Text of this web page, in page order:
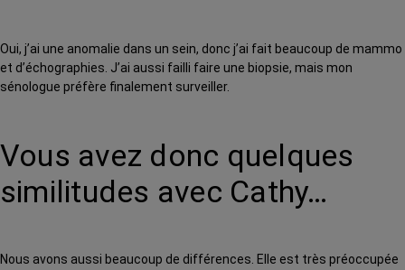
Oui, j’ai une anomalie dans un sein, donc j’ai fait beaucoup de mammo
et d’échographies. J’ai aussi failli faire une biopsie, mais mon
sénologue préfère finalement surveiller.
Vous avez donc quelques
similitudes avec Cathy…
Nous avons aussi beaucoup de différences. Elle est très préoccupée